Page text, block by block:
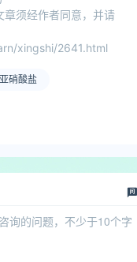
章须经作者同意，并请
xingshi/2641.html
亚硝酸盐